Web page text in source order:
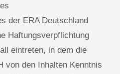
der ERA Deutschland
Haftungsverpflichtung
eintreten, in dem die
von den Inhalten Kenntnis